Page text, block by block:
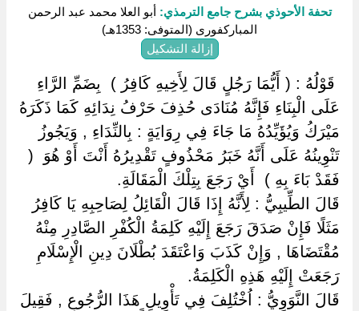
تحفة الأحوذي بشرح جامع الترمذي: أبو العلا محمد عبد الرحمن
المباركفورى (المتوفى: 1353هـ)
إزالة التشكيل
‏ ‏قَوْلُهُ : ( أَيُّمَا رَجُلٍ قَالَ لِأَخِيهِ كَافِرُ ) ‏ ‏بِضَمِّ الرَّاءِ
عَلَى الْبِنَاءِ فَإِنَّهُ مُنَادَى حُذِفَ حَرْفُ نِدَائِهِ كَمَا ذَكَرَهُ
مَيْرَكُ وَيُؤَيِّدُهُ مَا جَاءَ فِي رِوَايَةٍ : بِالنِّدَاءِ , وَيَجُوزُ
تَنْوِينُهُ عَلَى أَنَّهُ خَبَرُ مَحْذُوفٍ تَقْدِيرُهُ أَنْتَ أَوْ هُوَ ‏ ‏(
فَقَدْ بَاءَ بِهِ ) ‏ ‏أَيْ رَجَعَ بِتِلْكَ الْمَقَالَةِ.
قَالَ الطِّيبِيُّ : لِأَنَّهُ إِذَا قَالَ الْقَائِلُ لِصَاحِبِهِ يَا كَافِرُ
مَثَلًا فَإِنْ صَدَقَ رَجَعَ إِلَيْهِ كَلِمَةُ الْكُفْرِ الصَّادِرِ مِنْهُ
مُقْتَضَاهَا , وَإِنْ كَذَبَ وَاعْتَقَدَ بُطْلَانَ دِينِ الْإِسْلَامِ
رَجَعَتْ إِلَيْهِ هَذِهِ الْكَلِمَةُ.
قَالَ النَّوَوِيُّ : اُخْتُلِفَ فِي تَأْوِيلِ هَذَا الرُّجُوعِ , فَقِيلَ